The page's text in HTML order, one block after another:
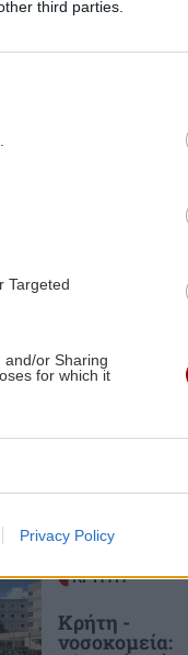
third parties.
Targeted
and/or Sharing
for which it
Privacy Policy
του
του
μπάλα
08:24
ΚΡΗΤΗ
Κρήτη -
νοσοκομεία: